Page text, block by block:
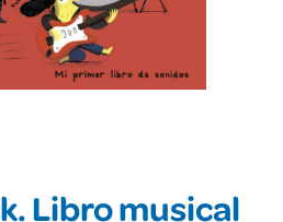
Libro musical